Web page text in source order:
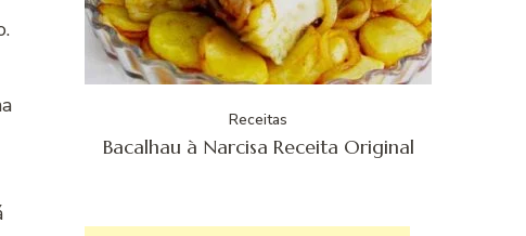
Receitas
Bacalhau à Narcisa Receita Original